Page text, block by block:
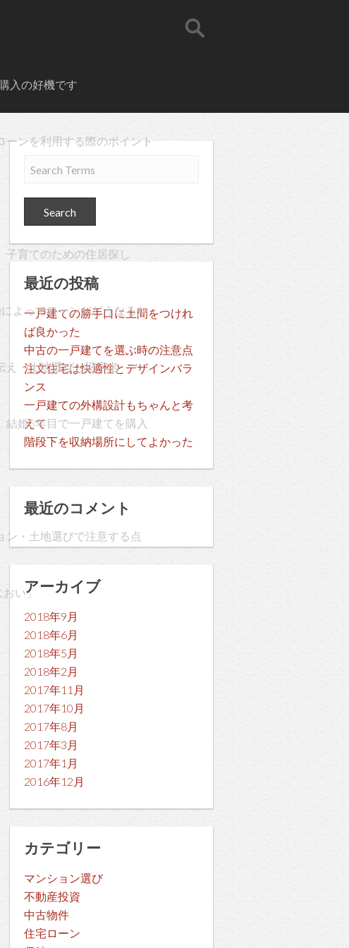
入の好機です
ーンを利用する際のポイント
子育てのための住居探し
よってローンがどうなるか
え・土地選びと旧字名
結婚3年目で一戸建てを購入
ン・土地選びで注意する点
い」
最近の投稿
一戸建ての勝手口に土間をつけれ
ば良かった
中古の一戸建てを選ぶ時の注意点
注文住宅は快適性とデザインバラ
ンス
一戸建ての外構設計もちゃんと考
えて
階段下を収納場所にしてよかった
最近のコメント
アーカイブ
2018年9月
2018年6月
2018年5月
2018年2月
2017年11月
2017年10月
2017年8月
2017年3月
2017年1月
2016年12月
カテゴリー
マンション選び
不動産投資
中古物件
住宅ローン